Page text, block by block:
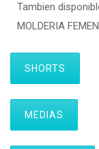
Tambien
MOLDERIA
SHORTS
MEDIAS